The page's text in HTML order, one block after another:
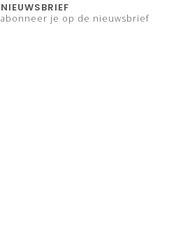
NIEUWSBRIEF
abonneer je op de nieuwsbrief